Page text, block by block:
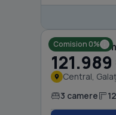
Comision 0%
Casă cu 3
Central,
3 camere